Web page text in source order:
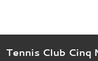
Tennis Club Cinq